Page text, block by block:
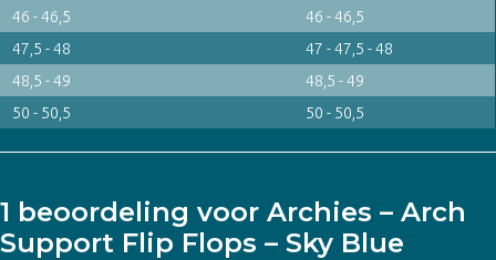
46 - 46,5
46 - 46,5
47,5 - 48
47 - 47,5 - 48
48,5 - 49
48,5 - 49
50 - 50,5
50 - 50,5
1 beoordeling voor Archies – Arch
Support Flip Flops – Sky Blue